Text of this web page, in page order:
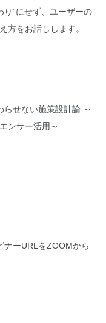
り”にせず、ユーザーの
方をお話しします。
せない施策設計論 ～
ンサー活用～
ーURLをZOOMから